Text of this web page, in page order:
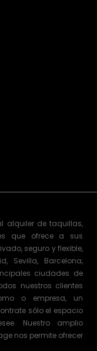
alquiler de taquillas,
que ofrece a sus
seguro y flexible,
Sevilla, Barcelona,
ciudades de
nuestros clientes
o empresa, un
sólo el espacio
Nuestro amplio
nos permite ofrecer